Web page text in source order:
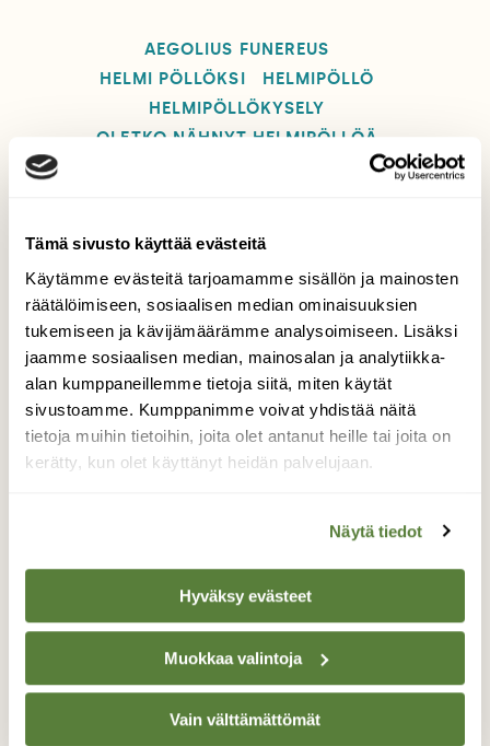
Tämä sivusto käyttää evästeitä
Käytämme evästeitä tarjoamamme sisällön ja mainosten
räätälöimiseen, sosiaalisen median ominaisuuksien
tukemiseen ja kävijämäärämme analysoimiseen. Lisäksi
jaamme sosiaalisen median, mainosalan ja analytiikka-
alan kumppaneillemme tietoja siitä, miten käytät
sivustoamme. Kumppanimme voivat yhdistää näitä
tietoja muihin tietoihin, joita olet antanut heille tai joita on
kerätty, kun olet käyttänyt heidän palvelujaan.
Näytä tiedot
Hyväksy evästeet
Muokkaa valintoja
Vain välttämättömät
AEGOLIUS FUNEREUS
HELMI PÖLLÖKSI
HELMIPÖLLÖ
HELMIPÖLLÖKYSELY
OLETKO NÄHNYT HELMIPÖLLÖÄ
Tilaa Suomen Luonto
Tue ajankohtaista ja asiantuntevaa
luonto- ja ympäristöjournalismia.
Tilaa Suomen Luonto ja tule mukaan
luonnonystävien joukkoon!
Alk. 3 numeroa 23,40 €.
Lisää aiheesta